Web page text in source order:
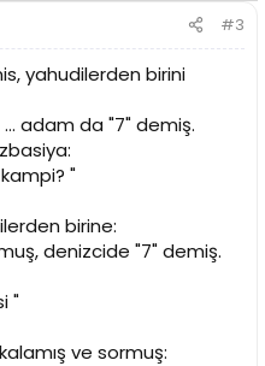
#3
yahudilerden birini
adam da "7" demiş.
"
birine:
denizcide "7" demiş.
"
ve sormuş: